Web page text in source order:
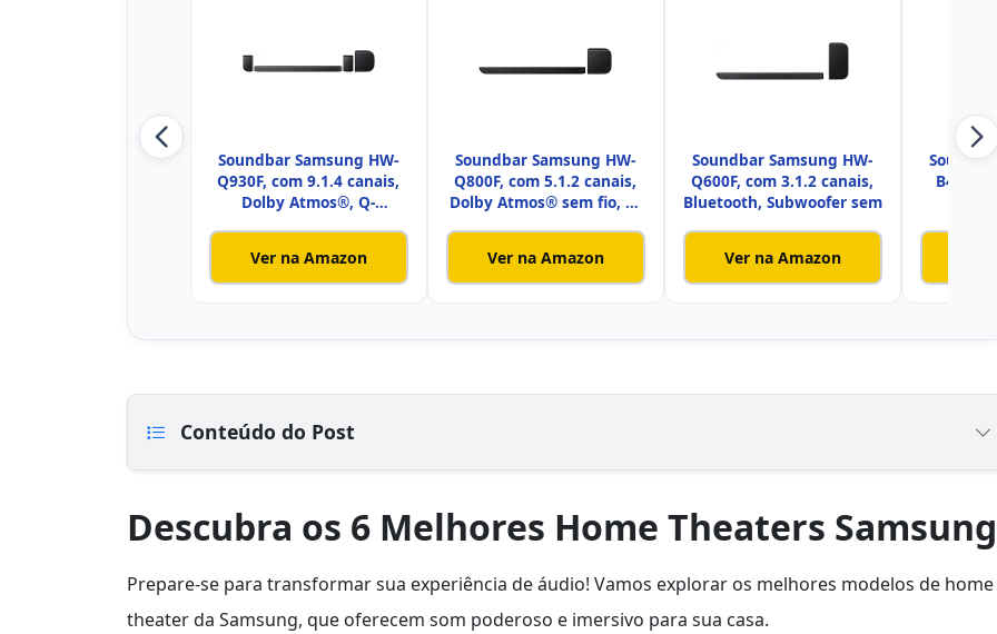
Soundbar Samsung HW-
Q930F, com 9.1.4 canais,
Dolby Atmos®, Q-
Ver na Amazon
Soundbar Samsung HW-
Q800F, com 5.1.2 canais,
Dolby Atmos® sem fio, Q-
Ver na Amazon
Soundbar Samsung HW-
Q600F, com 3.1.2 canais,
Bluetooth, Subwoofer sem
Ver na Amazon
B450F,
Conteúdo do Post
Descubra os 6 Melhores Home Theaters Samsung
Prepare-se para transformar sua experiência de áudio! Vamos explorar os melhores modelos de home
theater da Samsung, que oferecem som poderoso e imersivo para sua casa.